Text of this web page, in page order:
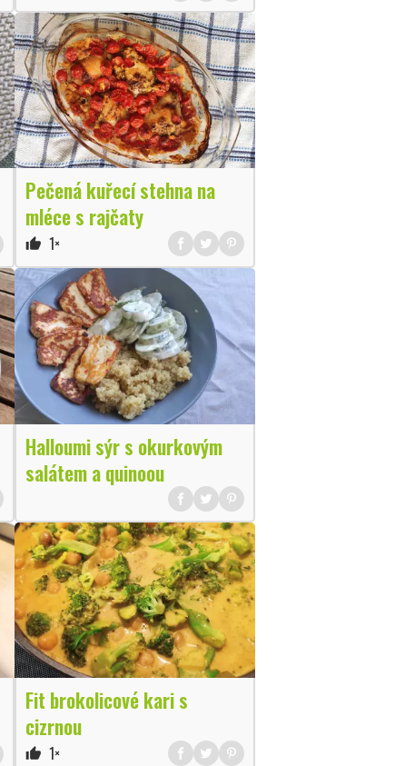
Pečená kuřecí stehna na
mléce s rajčaty
thumb_up 1×
Halloumi sýr s okurkovým
salátem a quinoou
Fit brokolicové kari s
cizrnou
thumb_up 1×